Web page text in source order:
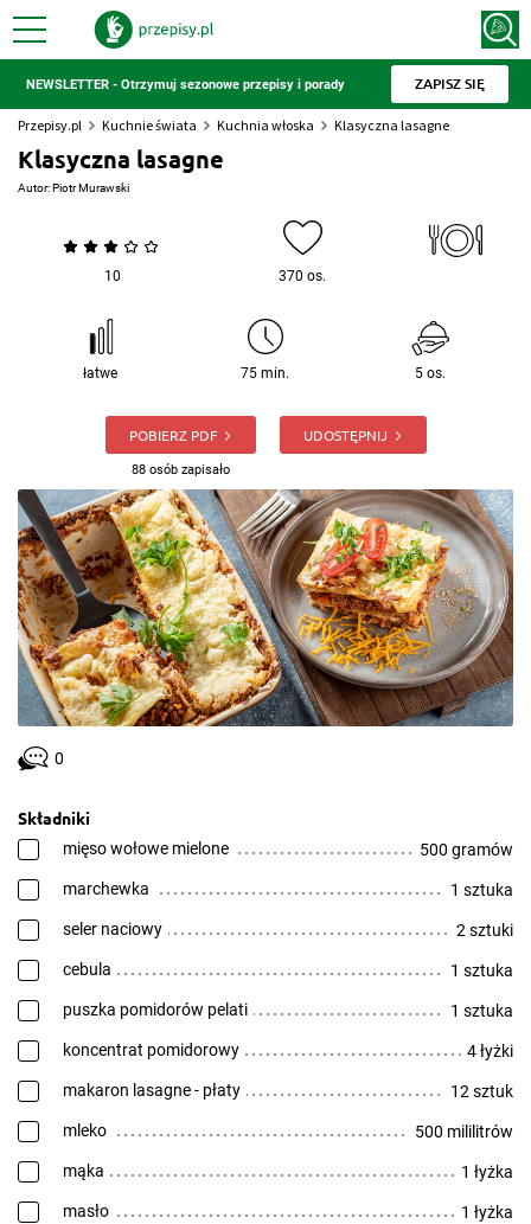
NEWSLETTER - Otrzymuj sezonowe przepisy i porady ZAPISZ SIĘ
Przepisy.pl Kuchnie świata Kuchnia włoska Klasyczna lasagne
Klasyczna lasagne
Autor:Piotr Murawski
10 370 os.
łatwe 75 min. 5 os.
POBIERZ PDF
88 osób zapisało
UDOSTĘPNIJ
0
Składniki
mięso wołowe mielone 500 gramów
marchewka 1 sztuka
seler naciowy 2 sztuki
cebula 1 sztuka
puszka pomidorów pelati 1 sztuka
koncentrat pomidorowy 4 łyżki
makaron lasagne - płaty 12 sztuk
mleko 500 mililitrów
mąka 1 łyżka
masło 1 łyżka